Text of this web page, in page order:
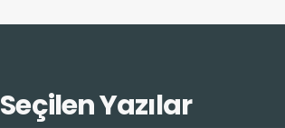
Seçilen Yazılar